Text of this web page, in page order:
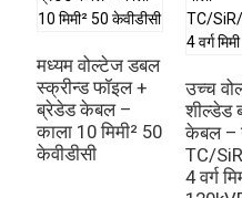
मध्यम वोल्टेज डबल
स्क्रीन्ड फॉइल +
ब्रेडेड केबल –
काला 10 मिमी² 50
केवीडीसी
उच्च
शील्डेड
केबल –
TC/
4 वर्ग